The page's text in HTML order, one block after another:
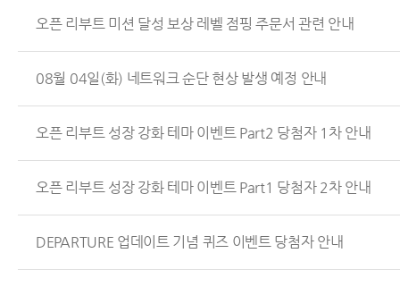
오픈 리부트 미션 달성 보상 레벨 점핑 주문서 관련 안내
08월 04일(화) 네트워크 순단 현상 발생 예정 안내
오픈 리부트 성장 강화 테마 이벤트 Part2 당첨자 1차 안내
오픈 리부트 성장 강화 테마 이벤트 Part1 당첨자 2차 안내
DEPARTURE 업데이트 기념 퀴즈 이벤트 당첨자 안내